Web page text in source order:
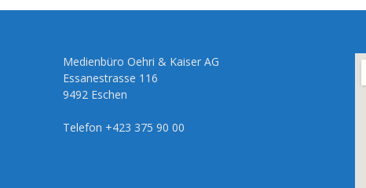
Medienbüro Oehri & Kaiser AG
Essanestrasse 116
9492 Eschen
Telefon +423 375 90 00